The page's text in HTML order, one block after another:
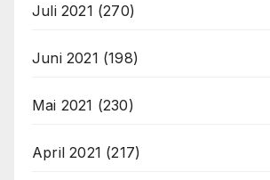
Juli 2021 (270)
Juni 2021 (198)
Mai 2021 (230)
April 2021 (217)